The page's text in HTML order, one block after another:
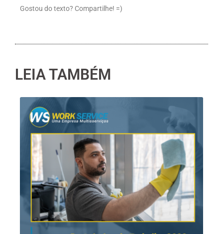
Gostou do texto? Compartilhe! =)
LEIA TAMBÉM